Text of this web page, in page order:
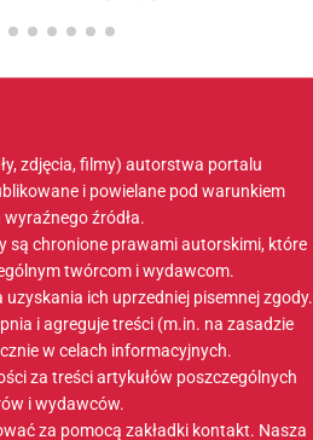
zdjęcia, filmy) autorstwa portalu
i powielane pod warunkiem
źródła.
są chronione prawami autorskimi, które
twórcom i wydawcom.
ich uprzedniej pisemnej zgody.
i agreguje treści (m.in. na zasadzie
w celach informacyjnych.
za treści artykułów poszczególnych
i wydawców.
za pomocą zakładki kontakt. Nasza